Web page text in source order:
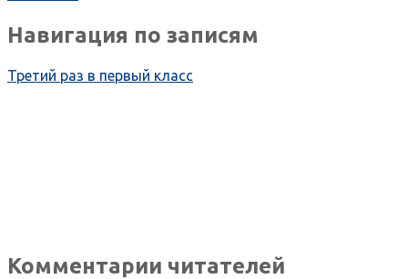
Навигация по записям
Третий раз в первый класс
Комментарии читателей